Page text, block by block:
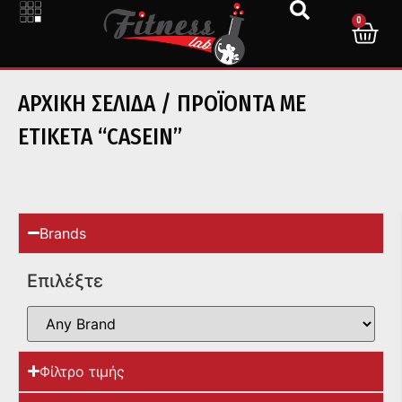
0
ΑΡΧΙΚΉ ΣΕΛΊΔΑ/ ΠΡΟΪΌΝΤΑ ΜΕ
ΕΤΙΚΈΤΑ “CASEIN”
Brands
Επιλέξτε
Φίλτρο τιμής